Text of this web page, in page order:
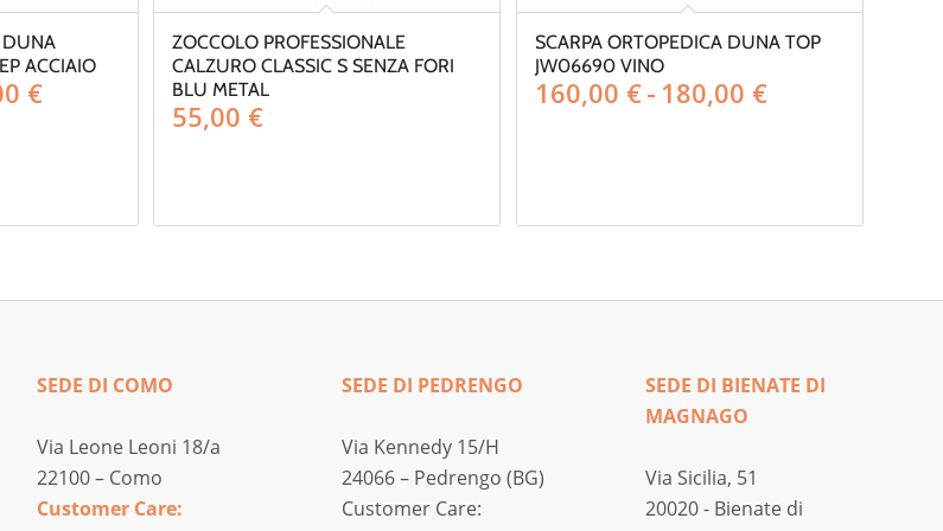
DUNA
ACCIAIO
€Fascia
a
ZOCCOLO PROFESSIONALE
CALZURO CLASSIC S SENZA FORI
BLU METAL
55,00 €
SCARPA ORTOPEDICA DUNA TOP
JW06690 VINO
160,00 €- 180,00 €Fascia
a
SEDE DI COMO
Via Leone Leoni 18/a
22100 – Como
Customer Care:
SEDE DI PEDRENGO
Via Kennedy 15/H
24066 – Pedrengo (BG)
Customer Care:
SEDE DI BIENATE DI
MAGNAGO
Via Sicilia, 51
20020 - Bienate di